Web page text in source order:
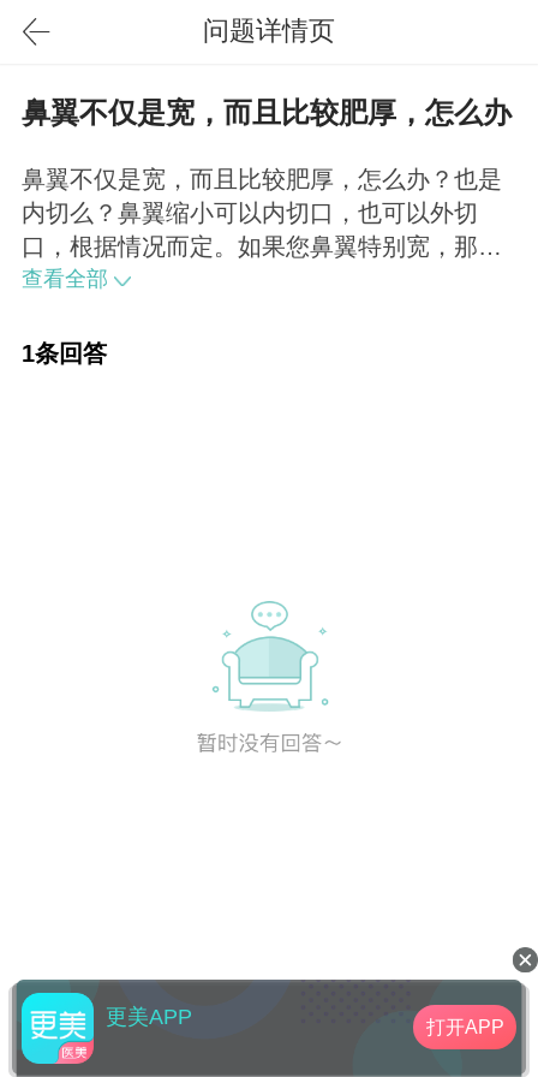
问题详情页
鼻翼不仅是宽，而且比较肥厚，怎么办
鼻翼不仅是宽，而且比较肥厚，怎么办？也是
内切么？鼻翼缩小可以内切口，也可以外切
口，根据情况而定。如果您鼻翼特别宽，那必
须用外切口了，如果鼻翼微微有少许宽，那么
查看全部
1条回答
更美APP 打开APP